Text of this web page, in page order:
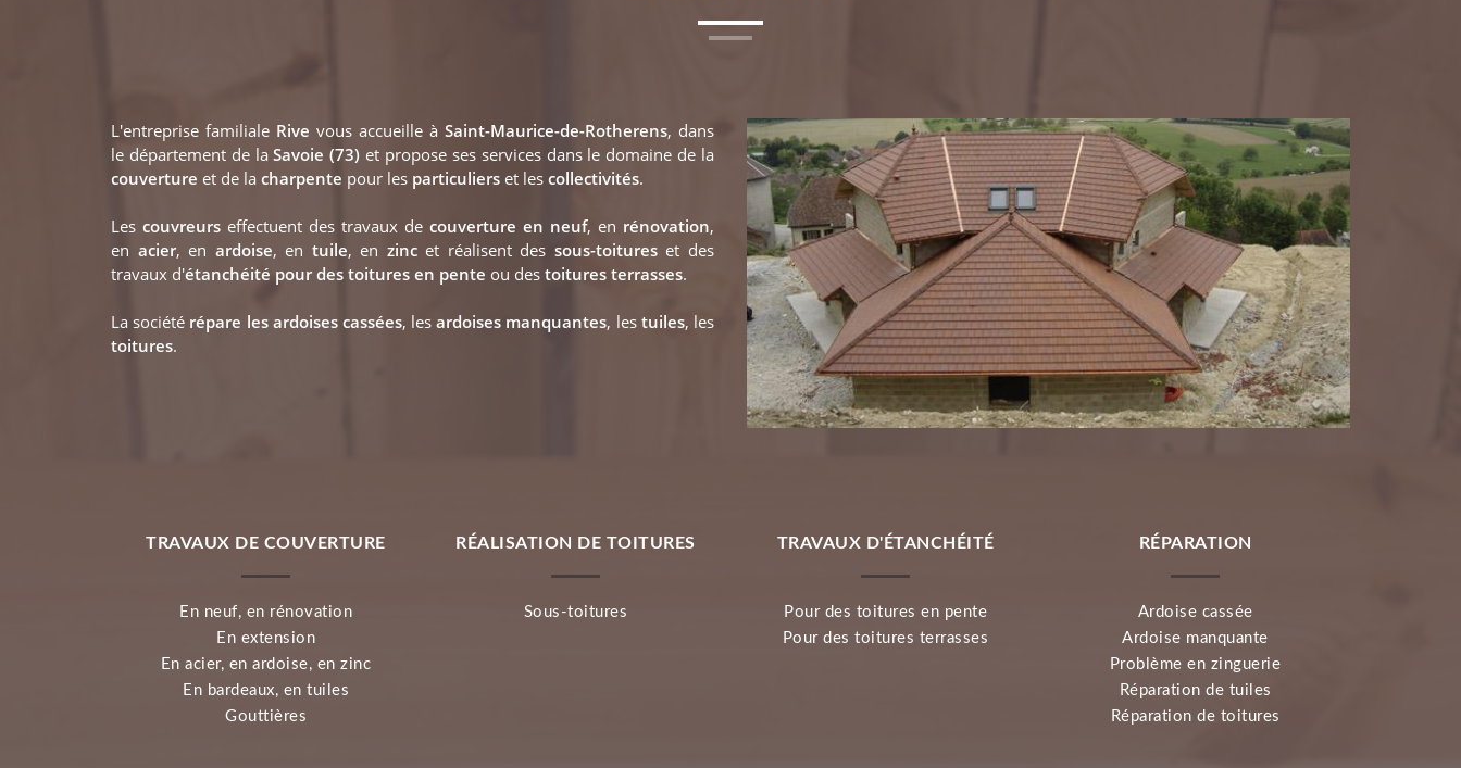
L'entreprise familiale Rive vous accueille à Saint-Maurice-de-Rotherens, dans
le département de laSavoie (73) et propose ses services dans le domaine de la
couverture et de la charpente pour les particuliers et les collectivités.
Les couvreurs effectuent des travaux de couverture en neuf, en rénovation,
en acier, en ardoise, en tuile, en zincet réalisent des sous-toitureset des
travaux d'étanchéité pour des toitures en pente ou des toitures terrasses.
La société répare les ardoises cassées, lesardoises manquantes, les tuiles, les
toitures.
TRAVAUX DE COUVERTURE
En neuf, en rénovation
En extension
En acier, en ardoise, en zinc
En bardeaux, en tuiles
Gouttières
RÉALISATION DE TOITURES
Sous-toitures
TRAVAUX D'ÉTANCHÉITÉ
Pour des toitures en pente
Pour des toitures terrasses
RÉPARATION
Ardoise cassée
Ardoise manquante
Problème en zinguerie
Réparation de tuiles
Réparation de toitures